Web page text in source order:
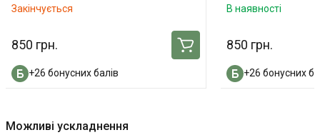
Закінчується
850 грн.
+26 бонусних балів
В наявності
850 грн.
+26 бонусних
Можливі ускладнення